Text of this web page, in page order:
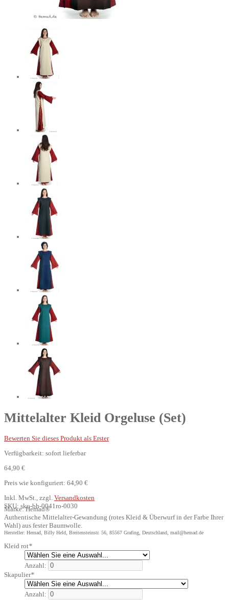
Mittelalter Kleid Orgeluse (Set)
Bewerten Sie dieses Produkt als Erster
Verfügbarkeit: sofort lieferbar
64,90 €
Preis wie konfiguriert: 64,90 €
Inkl. MwSt., zzgl. Versandkosten
SKU: sku-bh-0041ro-0030
Marke: Hemad®
Authentische Mittelalter-Gewandung (rotes Kleid & Überwurf in der Farbe Ihrer
Wahl) aus fester Baumwolle.
Hersteller: Hemad, Billy Held, Breitensteinstr. 56, 85567 Grafing, Deutschland, mail@hemad.de
Kleid rot*
Anzahl:
Skapulier*
Anzahl: